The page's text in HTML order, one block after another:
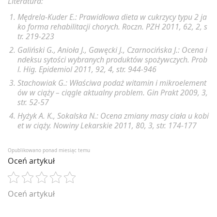
następnie posyp owsiankę cynamonem i posyp
plasterkami banana.
Mędrela-Kuder E.: Prawidłowa dieta w cukrzycy typu 2 ja
ko forma rehabilitacji chorych. Roczn. PZH 2011, 62, 2, s
tr. 219-223
Galiński G., Anioła J., Gawęcki J., Czarnocińska J.: Ocena i
ndeksu sytości wybranych produktów spożywczych. Prob
l. Hig. Epidemiol 2011, 92, 4, str. 944-946
Stachowiak G.: Właściwa podaż witamin i mikroelement
ów w ciąży – ciągle aktualny problem. Gin Prakt 2009, 3,
str. 52-57
Hyżyk A. K., Sokalska N.: Ocena zmiany masy ciała u kobi
et w ciąży. Nowiny Lekarskie 2011, 80, 3, str. 174-177
Opublikowano ponad miesiąc temu
Oceń artykuł
Oceń artykuł